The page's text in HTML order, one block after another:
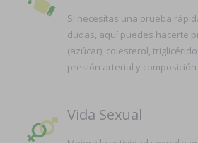
Si necesitas una prueba
dudas, aquí puedes hacerte
(azúcar), colesterol,
presión arterial y
Vida Sexual